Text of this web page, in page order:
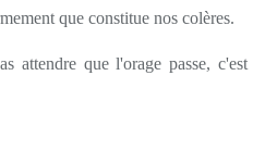
que constitue nos colères.
attendre que l'orage passe, c'est